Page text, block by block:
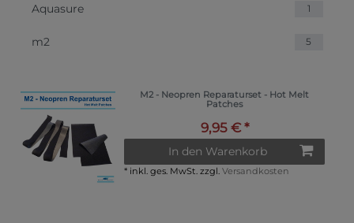
Aquasure 1
m2 5
M2 - Neopren Reparaturset - Hot Melt
Patches
9,95 € *
In den Warenkorb
* inkl. ges. MwSt. zzgl.Versandkosten